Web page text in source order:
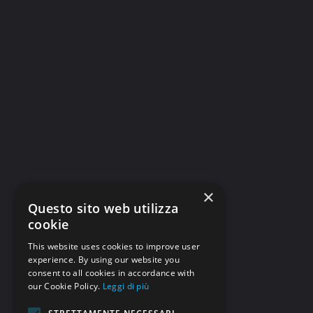
×
Questo sito web utilizza
cookie
This website uses cookies to improve user
experience. By using our website you
consent to all cookies in accordance with
our Cookie Policy. Leggi di più